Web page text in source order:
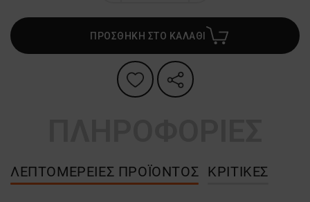
ΠΡΟΣΘΗΚΗ ΣΤΟ ΚΑΛΑΘΙ
ΛΕΠΤΟΜΈΡΕΙΕΣ ΠΡΟΪΌΝΤΟΣ ΚΡΙΤΙΚΈΣ